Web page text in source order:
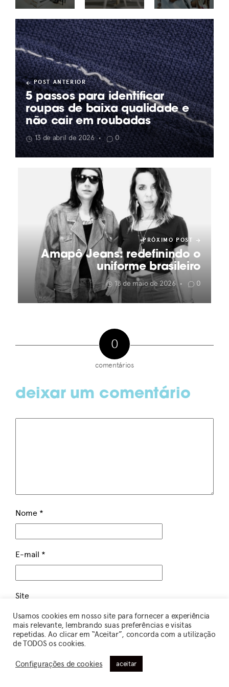
POST ANTERIOR
5 passos para identificar
roupas de baixa qualidade e
não cair em roubadas
13 de abril de 2026 • 0
PRÓXIMO POST
Amapô Jeans: redefinindo o
uniforme brasileiro
18 de maio de 2026 • 0
0
comentários
deixar um comentário
Nome *
E-mail *
Site
vez que eu comentar.
Usamos cookies em nosso site para fornecer a experiência
mais relevante, lembrando suas preferências e visitas
repetidas. Ao clicar em “Aceitar”, concorda com a utilização
de TODOS os cookies.
Configurações de cookies aceitar